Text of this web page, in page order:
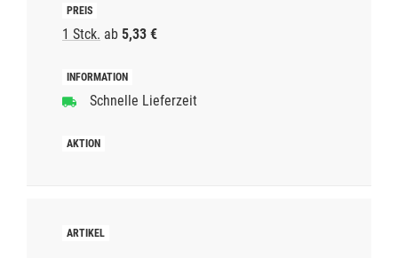
1 Stck. ab 5,33 €
Schnelle Lieferzeit